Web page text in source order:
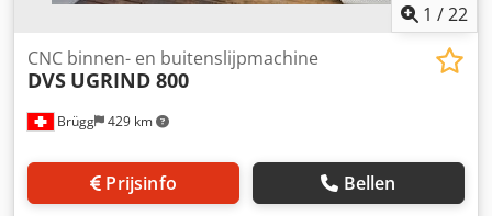
1 /22
Brügg 429 km
CNC binnen- en buitenslijpmachine
DVS UGRIND 800
Prijsinfo Bellen